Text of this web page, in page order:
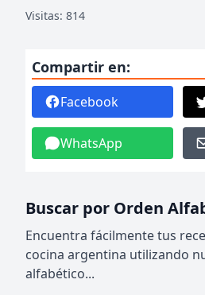
Visitas: 814
Compartir en:
Facebook
WhatsApp
Buscar por Orden
Encuentra fácilmente tus
cocina argentina utilizando
alfabético...